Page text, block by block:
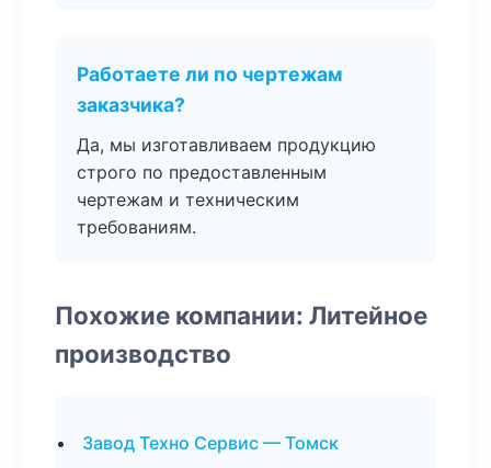
Работаете ли по чертежам
заказчика?
Да, мы изготавливаем продукцию
строго по предоставленным
чертежам и техническим
требованиям.
Похожие компании: Литейное
производство
Завод Техно Сервис — Томск